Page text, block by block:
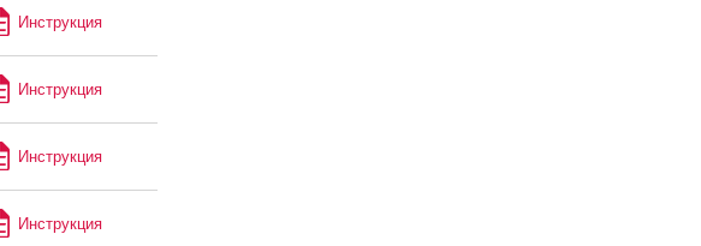
Инструкция
Инструкция
Инструкция
Инструкция